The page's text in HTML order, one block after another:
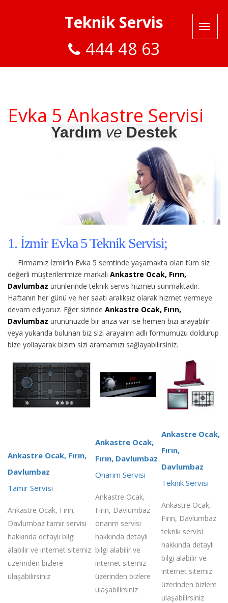
Teknik Servis
444 48 63
Evka 5 Ankastre Servisi
Yardım ve Destek
1. İzmir Evka 5 Teknik Servisi;
Firmamız İzmir’in Evka 5 semtinde yaşamakta olan tüm siz
değerli müşterilerimize markalı Ankastre Ocak, Fırın,
Davlumbaz ürünlerinde teknik servis hizmeti sunmaktadır.
Haftanın her günü ve her saati aralıksız olarak hizmet vermeye
devam ediyoruz. Eğer sizinde Ankastre Ocak, Fırın,
Davlumbaz ürününüzde bir arıza var ise hemen bizi arayabilir
veya yukarıda bulunan biz sizi arayalım adlı formumuzu doldurup
bize yollayarak bizim sizi aramamızı sağlayabilirsiniz.
Ankastre Ocak, Fırın,
Davlumbaz
Tamir Servisi
Ankastre Ocak, Fırın,
Davlumbaz tamir servisi
hakkında detaylı bilgi
alabilir ve internet sitemiz
üzerinden bizlere
ulaşabilirsiniz
Ankastre Ocak,
Fırın, Davlumbaz
Onarım Servisi
Ankastre Ocak,
Fırın, Davlumbaz
onarım servisi
hakkında detaylı
bilgi alabilir ve
internet sitemiz
üzerinden bizlere
ulaşabilirsiniz
Ankastre Ocak,
Fırın,
Davlumbaz
Teknik Servisi
Ankastre Ocak,
Fırın, Davlumbaz
teknik servisi
hakkında detaylı
bilgi alabilir ve
internet sitemiz
üzerinden bizlere
ulaşabilirsiniz